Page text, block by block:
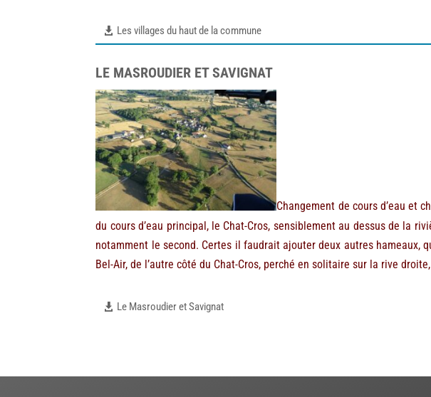
Les villages du haut de la commune
LE MASROUDIER ET SAVIGNAT
Changement de cours d’eau et
du cours d’eau principal, le Chat-Cros, sensiblement au dessus de la
notamment le second. Certes il faudrait ajouter deux autres hameaux,
Bel-Air, de l’autre côté du Chat-Cros, perché en solitaire sur la rive
Le Masroudier et Savignat